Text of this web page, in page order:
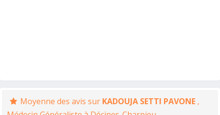
Moyenne des avis sur KADOUJA SETTI PAVONE ,